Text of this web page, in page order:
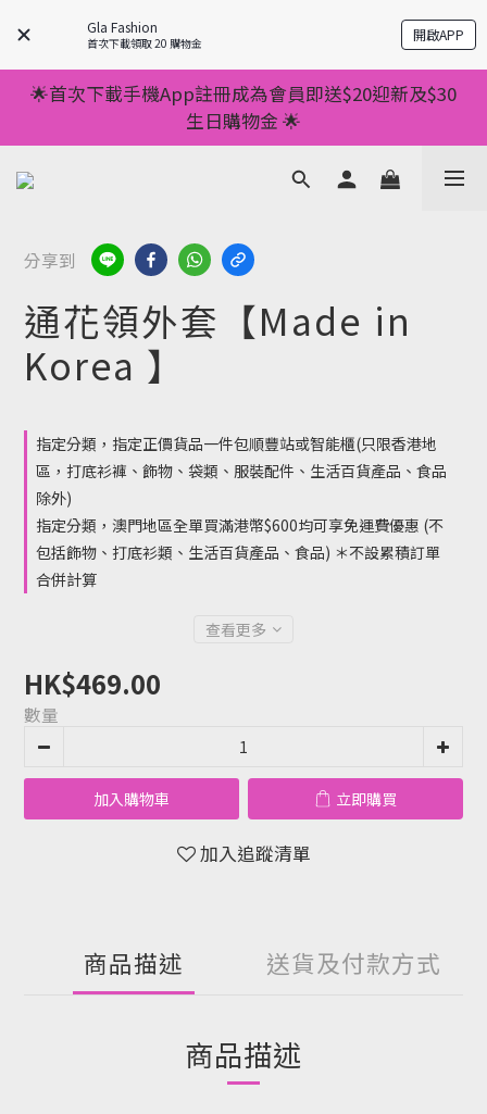
Gla Fashion
首次下載領取 20 購物金 開啟APP
💥正價服裝滿減優惠💥 ✅一件起包順豐 ✅第二件起減
$20 ✅第三件減$40    如此類推⬆不設上限
💥正價服裝滿減優惠💥 ✅一件起包順豐 ✅第二件起減
$20 ✅第三件減$40    如此類推⬆不設上限
🌟首次下載手機App註冊成為會員即送$20迎新及$30
生日購物金 🌟
🌟手機App消費儲積分當購物金用🌟消費1元有1分 🌟
累積滿100分可當1元使用🌟
💥正價服裝滿減優惠💥 ✅一件起包順豐 ✅第二件起減
$20 ✅第三件減$40    如此類推⬆不設上限
分享到
通花領外套【Made in
Korea 】
指定分類，指定正價貨品一件包順豐站或智能櫃(只限香港地
區，打底衫褲、飾物、袋類、服裝配件、生活百貨產品、食品
除外)
指定分類，澳門地區全單買滿港幣$600均可享免運費優惠 (不
包括飾物、打底衫類、生活百貨產品、食品) ＊不設累積訂單
合併計算
查看更多
HK$469.00
數量
加入購物車 立即購買
加入追蹤清單
商品描述 送貨及付款方式
商品描述